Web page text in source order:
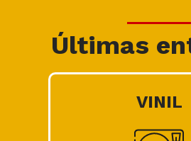
Últimas
VINIL